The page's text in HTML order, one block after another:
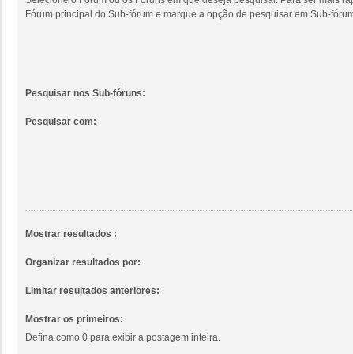
Fórum principal do Sub-fórum e marque a opção de pesquisar em Sub-
Pesquisar nos Sub-fóruns:
Pesquisar com:
Mostrar resultados :
Organizar resultados por:
Limitar resultados anteriores:
Mostrar os primeiros:
Defina como 0 para exibir a postagem inteira.